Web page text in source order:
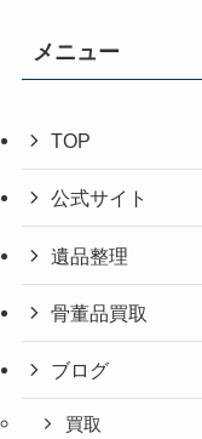
メニュー
TOP
公式サイト
遺品整理
骨董品買取
ブログ
買取